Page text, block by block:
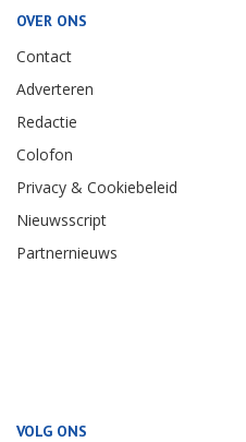
OVER ONS
Contact
Adverteren
Redactie
Colofon
Privacy & Cookiebeleid
Nieuwsscript
Partnernieuws
VOLG ONS